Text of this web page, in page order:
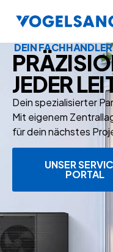
DEIN FACHHÄNDLER
JEDER
Dein spezialisierter
Mit eigenem
für dein nächstes
UNSER
PORTAL